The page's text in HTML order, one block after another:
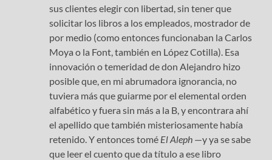
sus clientes elegir con libertad, sin tener que
solicitar los libros a los empleados, mostrador de
por medio (como entonces funcionaban la Carlos
Moya o la Font, también en López Cotilla). Esa
innovación o temeridad de don Alejandro hizo
posible que, en mi abrumadora ignorancia, no
tuviera más que guiarme por el elemental orden
alfabético y fuera sin más a la B, y encontrara ahí
el apellido que también misteriosamente había
retenido. Y entonces tomé El Aleph —y ya se sabe
que leer el cuento que da título a ese libro